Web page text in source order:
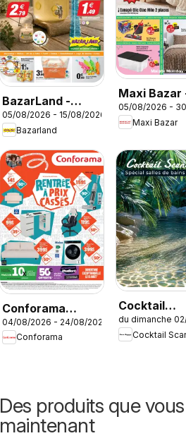
BazarLand -
L'été continue à
petits prix
05/08/2026 - 15/08/2026
Bazarland
Maxi Bazar
Brochure
05/08/2026 -
Maxi Bazar
Conforama
Rentrée à prix
cassés
04/08/2026 - 24/08/2026
Conforama
Cocktail
Scandinave
catalogue
du dimanche
Cocktail
Des produits que
maintenant